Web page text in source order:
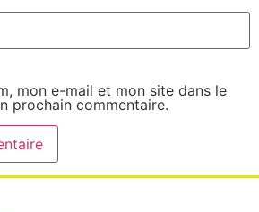
mon e-mail et mon site dans le
prochain commentaire.